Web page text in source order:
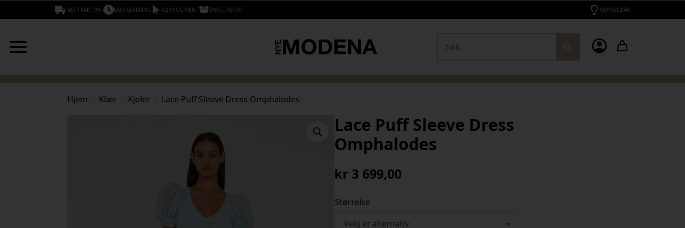
FAST FRAKT 99,- RASK LEVERING KLIKK OG HENT ENKEL RETUR KJØPSVILKÅR
Hjem Klær Kjoler Lace Puff Sleeve Dress Omphalodes
Lace Puff Sleeve Dress
Omphalodes
kr 3 699,00
Størrelse